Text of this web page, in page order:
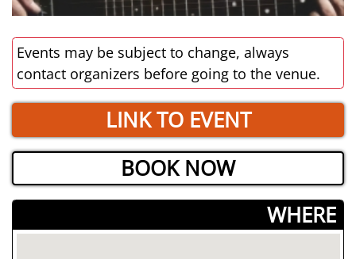
Events may be subject to change, always
contact organizers before going to the venue.
LINK TO EVENT
BOOK NOW
­WHERE